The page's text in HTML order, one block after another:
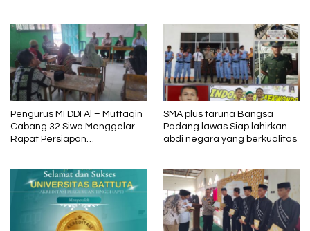
Pengurus MI DDI Al – Muttaqin
Cabang 32 Siwa Menggelar
Rapat Persiapan
SMA plus taruna Bangsa
Padang lawas Siap lahirkan
abdi negara yang berkualitas